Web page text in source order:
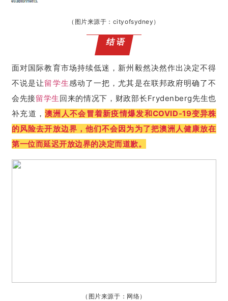
（图片来源于：cityofsydney）
结语
面对国际教育市场持续低迷，新州毅然决然作出决定不得
不说是让留学生感动了一把，尤其是在联邦政府明确了不
会先接留学生回来的情况下，财政部长Frydenberg先生也
补充道，澳洲人不会冒着新疫情爆发和COVID-19变异株
的风险去开放边界，他们不会因为为了把澳洲人健康放在
第一位而延迟开放边界的决定而道歉。
（图片来源于：网络）